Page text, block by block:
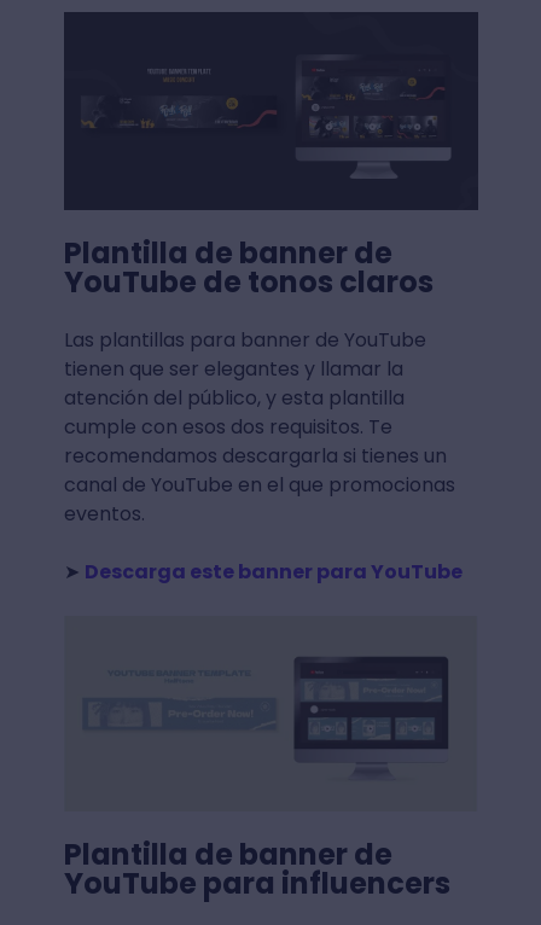
Plantilla de banner de
YouTube de tonos claros
Las plantillas para banner de YouTube
tienen que ser elegantes y llamar la
atención del público, y esta plantilla
cumple con esos dos requisitos. Te
recomendamos descargarla si tienes un
canal de YouTube en el que promocionas
eventos.
➤ Descarga este banner para YouTube
Plantilla de banner de
YouTube para influencers